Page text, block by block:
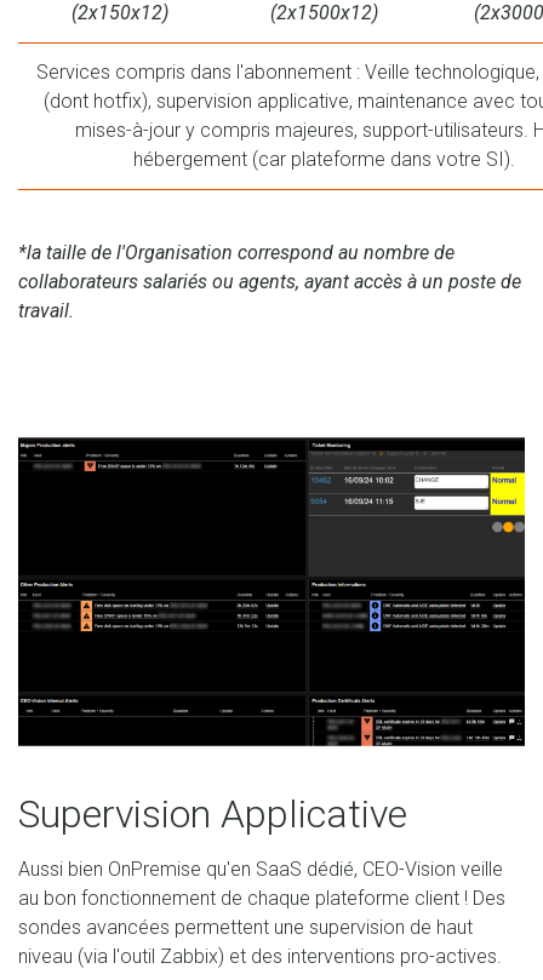
(2x150x12)
(2x1500x12)
Services compris dans l'abonnement : Veille
(dont hotfix), supervision applicative, maintenance avec
mises-à-jour y compris majeures, support-utilisateurs.
hébergement (car plateforme dans votre SI).
*la taille de l'Organisation correspond au nombre de
collaborateurs salariés ou agents, ayant accès à un poste de
travail.
Supervision Applicative
Aussi bien OnPremise qu'en SaaS dédié, CEO-Vision veille
au bon fonctionnement de chaque plateforme client ! Des
sondes avancées permettent une supervision de haut
niveau (via l'outil Zabbix) et des interventions pro-actives.